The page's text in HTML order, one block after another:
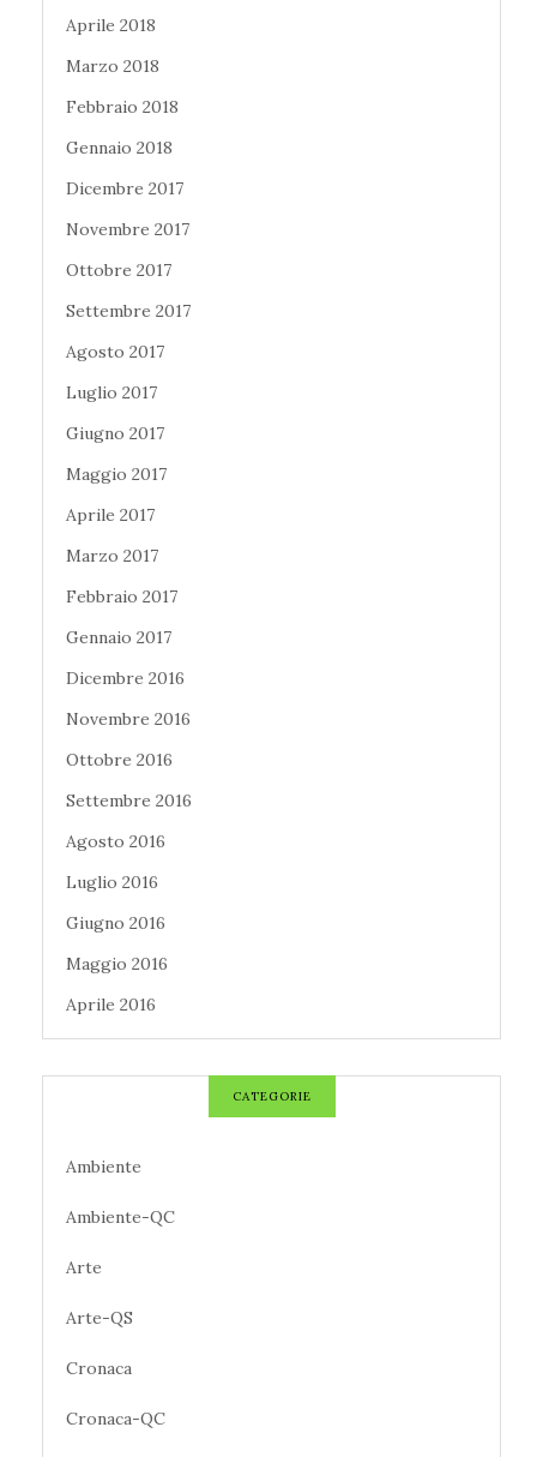
Aprile 2018
Marzo 2018
Febbraio 2018
Gennaio 2018
Dicembre 2017
Novembre 2017
Ottobre 2017
Settembre 2017
Agosto 2017
Luglio 2017
Giugno 2017
Maggio 2017
Aprile 2017
Marzo 2017
Febbraio 2017
Gennaio 2017
Dicembre 2016
Novembre 2016
Ottobre 2016
Settembre 2016
Agosto 2016
Luglio 2016
Giugno 2016
Maggio 2016
Aprile 2016
CATEGORIE
Ambiente
Ambiente-QC
Arte
Arte-QS
Cronaca
Cronaca-QC